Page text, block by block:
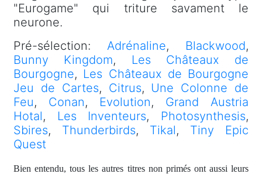
"Eurogame" qui triture savament le
neurone.
Pré-sélection: Adrénaline, Blackwood,
Bunny Kingdom,
Les Châteaux de
Bourgogne, Les Châteaux de Bourgogne
Jeu de Cartes, Citrus, Une Colonne de
Feu, Conan, Evolution, Grand Austria
Hotal, Les Inventeurs, Photosynthesis,
Sbires, Thunderbirds, Tikal, Tiny Epic
Quest
Bien entendu, tous les autres titres non primés ont aussi leurs